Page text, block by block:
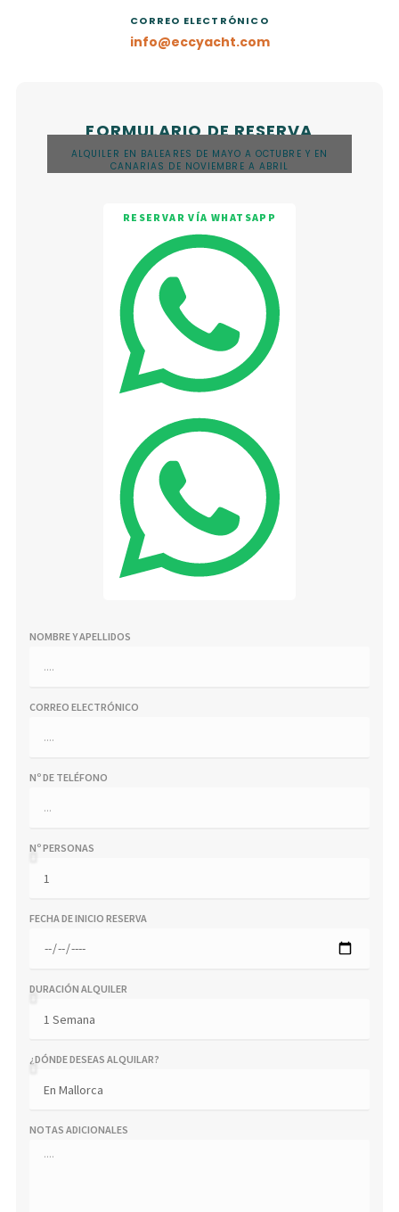
CORREO ELECTRÓNICO
info@eccyacht.com
FORMULARIO DE RESERVA
ALQUILER EN BALEARES DE MAYO A OCTUBRE Y EN
CANARIAS DE NOVIEMBRE A ABRIL
RESERVAR VÍA WHATSAPP
NOMBRE Y APELLIDOS
CORREO ELECTRÓNICO
Nº DE TELÉFONO
Nº PERSONAS
FECHA DE INICIO RESERVA
DURACIÓN ALQUILER
¿DÓNDE DESEAS ALQUILAR?
NOTAS ADICIONALES